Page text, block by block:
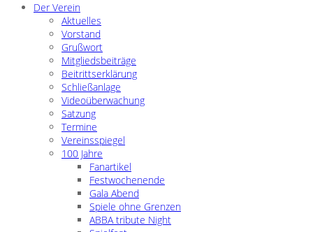
Der Verein
Aktuelles
Vorstand
Grußwort
Mitgliedsbeiträge
Beitrittserklärung
Schließanlage
Videoüberwachung
Satzung
Termine
Vereinsspiegel
100 Jahre
Fanartikel
Festwochenende
Gala Abend
Spiele ohne Grenzen
ABBA tribute Night